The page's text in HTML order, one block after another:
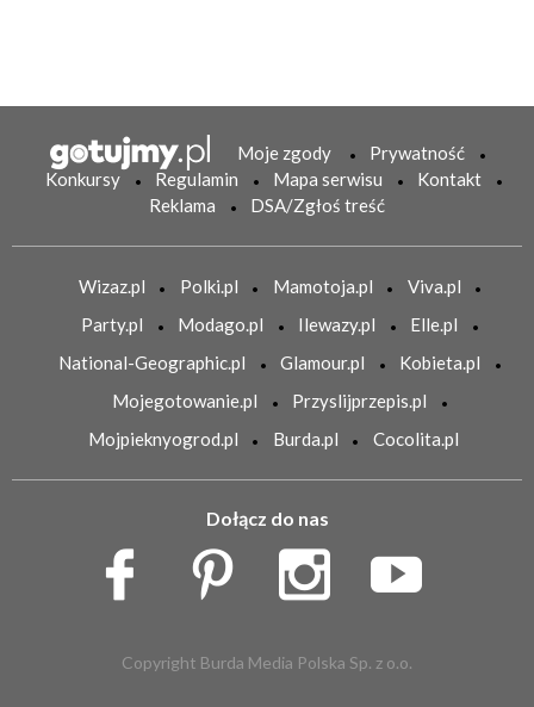
Moje zgody
Prywatność
Konkursy
Regulamin Mapa serwisu
Kontakt
Reklama
DSA/Zgłoś treść
Wizaz.pl Polki.pl Mamotoja.pl
Viva.pl
Party.pl
Modago.pl Ilewazy.pl
Elle.pl
National-Geographic.pl
Glamour.pl
Kobieta.pl
Mojegotowanie.pl
Przyslijprzepis.pl
Mojpieknyogrod.pl
Burda.pl Cocolita.pl
Dołącz do nas
Copyright Burda Media Polska Sp. z o.o.